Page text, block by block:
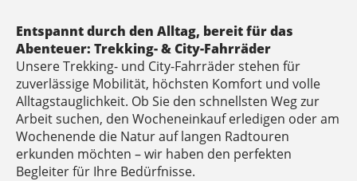
Entspannt durch den Alltag, bereit für das
Abenteuer: Trekking- & City-Fahrräder
Unsere Trekking- und City-Fahrräder stehen für
zuverlässige Mobilität, höchsten Komfort und volle
Alltagstauglichkeit. Ob Sie den schnellsten Weg zur
Arbeit suchen, den Wocheneinkauf erledigen oder am
Wochenende die Natur auf langen Radtouren
erkunden möchten – wir haben den perfekten
Begleiter für Ihre Bedürfnisse.